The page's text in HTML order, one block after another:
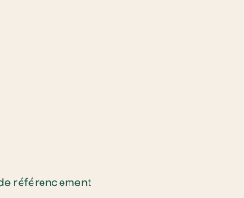
référencement